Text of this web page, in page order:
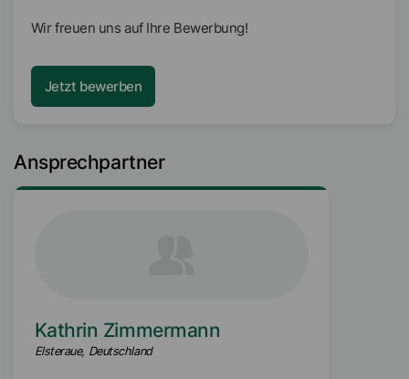
Wir freuen uns auf Ihre Bewerbung!
Jetzt bewerben
Ansprechpartner
Kathrin Zimmermann
Elsteraue, Deutschland